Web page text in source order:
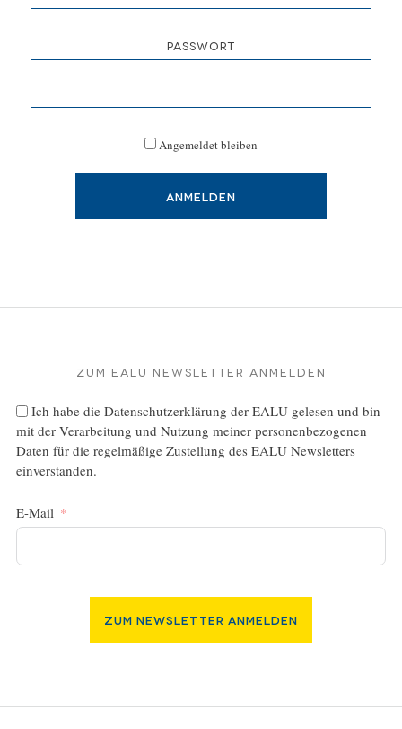
Passwort
Angemeldet bleiben
Zum EALU Newsletter anmelden
Ich habe die Datenschutzerklärung der EALU gelesen und bin
mit der Verarbeitung und Nutzung meiner personenbezogenen
Daten für die regelmäßige Zustellung des EALU Newsletters
einverstanden.
E-Mail
Zum Newsletter Anmelden